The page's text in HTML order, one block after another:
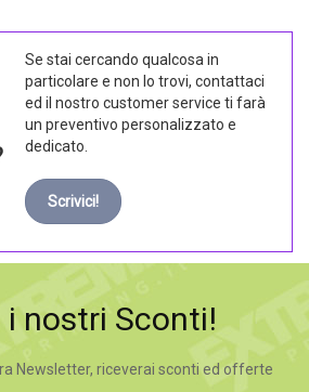
Se stai cercando qualcosa in
particolare e non lo trovi, contattaci
ed il nostro customer service ti farà
un preventivo personalizzato e
dedicato.
Scrivici!
i nostri Sconti!
Newsletter, riceverai sconti ed offerte